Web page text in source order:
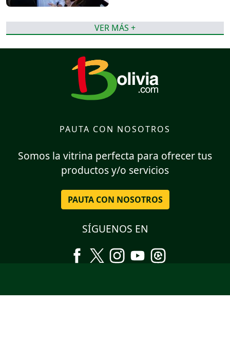
VER MÁS +
PAUTA CON NOSOTROS
Somos la vitrina perfecta para ofrecer tus
productos y/o servicios
PAUTA CON NOSOTROS
SÍGUENOS EN